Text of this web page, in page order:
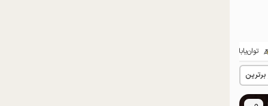
توان‌یابان
برترین